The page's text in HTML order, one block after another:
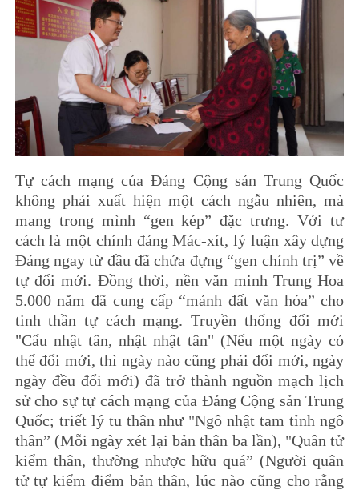
Tự cách mạng của Đảng Cộng sản Trung Quốc
không phải xuất hiện một cách ngẫu nhiên, mà
mang trong mình “gen kép” đặc trưng. Với tư
cách là một chính đảng Mác-xít, lý luận xây dựng
Đảng ngay từ đầu đã chứa đựng “gen chính trị” về
tự đổi mới. Đồng thời, nền văn minh Trung Hoa
5.000 năm đã cung cấp “mảnh đất văn hóa” cho
tinh thần tự cách mạng. Truyền thống đổi mới
"Cẩu nhật tân, nhật nhật tân" (Nếu một ngày có
thể đổi mới, thì ngày nào cũng phải đổi mới, ngày
ngày đều đổi mới) đã trở thành nguồn mạch lịch
sử cho sự tự cách mạng của Đảng Cộng sản Trung
Quốc; triết lý tu thân như "Ngô nhật tam tỉnh ngô
thân” (Mỗi ngày xét lại bản thân ba lần), "Quân tử
kiểm thân, thường nhược hữu quá” (Người quân
tử tự kiểm điểm bản thân, lúc nào cũng cho rằng